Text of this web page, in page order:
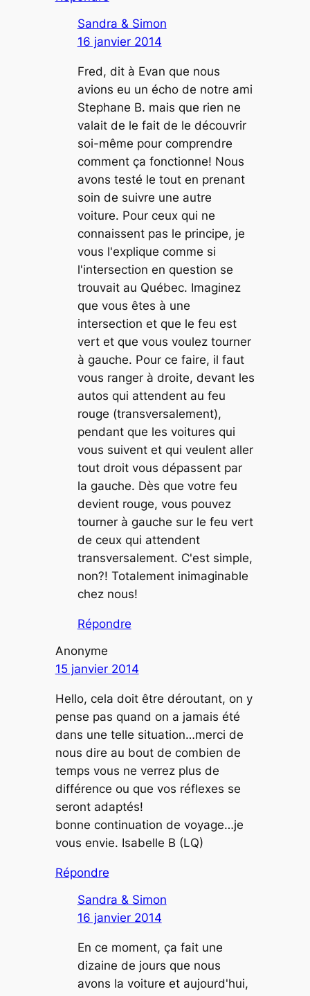
Sandra & Simon
16 janvier 2014
Fred, dit à Evan que nous
avions eu un écho de notre ami
Stephane B. mais que rien ne
valait de le fait de le découvrir
soi-même pour comprendre
comment ça fonctionne! Nous
avons testé le tout en prenant
soin de suivre une autre
voiture. Pour ceux qui ne
connaissent pas le principe, je
vous l'explique comme si
l'intersection en question se
trouvait au Québec. Imaginez
que vous êtes à une
intersection et que le feu est
vert et que vous voulez tourner
à gauche. Pour ce faire, il faut
vous ranger à droite, devant les
autos qui attendent au feu
rouge (transversalement),
pendant que les voitures qui
vous suivent et qui veulent aller
tout droit vous dépassent par
la gauche. Dès que votre feu
devient rouge, vous pouvez
tourner à gauche sur le feu vert
de ceux qui attendent
transversalement. C'est simple,
non?! Totalement inimaginable
chez nous!
Répondre
Anonyme
15 janvier 2014
Hello, cela doit être déroutant, on y
pense pas quand on a jamais été
dans une telle situation…merci de
nous dire au bout de combien de
temps vous ne verrez plus de
différence ou que vos réflexes se
seront adaptés!
bonne continuation de voyage…je
vous envie. Isabelle B (LQ)
Répondre
Sandra & Simon
16 janvier 2014
En ce moment, ça fait une
dizaine de jours que nous
avons la voiture et aujourd'hui,